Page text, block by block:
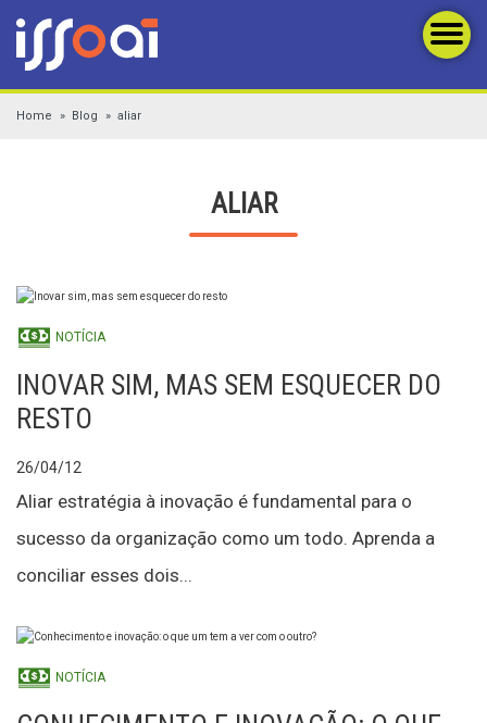
Home Blog aliar
ALIAR
NOTÍCIA
INOVAR SIM, MAS SEM ESQUECER DO
RESTO
26/04/12
Aliar estratégia à inovação é fundamental para o
sucesso da organização como um todo. Aprenda a
conciliar esses dois...
NOTÍCIA